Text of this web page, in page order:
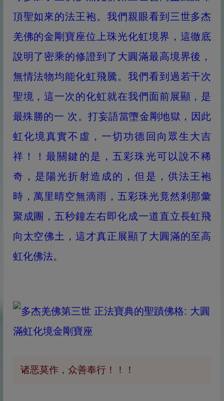
頂聖如來的法王袍。我們親眼看到三世多杰
羌佛的金剛寶座位上珠光化虹境界，這徹底
說明了密乘的修證到了大圓滿最高境界後，
無情法物均能化虹飛騰。我們看到過若干次
聖境，這一次的化虹就在我們面前展顯，是
最殊勝的一 次。打妄語當墮金剛地獄，因此
虹化境真實不虛，一切功德回向眾生大吉
祥！！最關鍵的是，五彩珠光可以說不稀
奇，是陽光折射造成的，但是，供法王袍
時，萬里晴空無滴雨，五彩珠光竟然剎那彙
聚成團，五秒鐘左右即化成一道直立長虹飛
向太空佛土，這才真正展顯了大圓滿的至高
虹化佛法。
诸恶莫作，众善奉行！！！